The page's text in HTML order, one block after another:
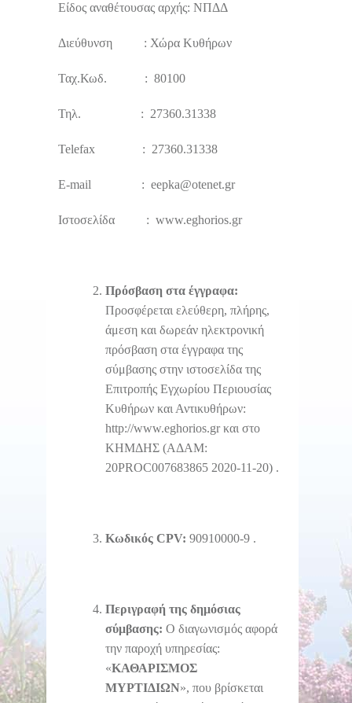
Είδος αναθέτουσας αρχής: ΝΠΔΔ
Διεύθυνση : Χώρα Κυθήρων
Ταχ.Κωδ. : 80100
Τηλ. : 27360.31338
Telefax : 27360.31338
E-mail : eepka@otenet.gr
Ιστοσελίδα : www.eghorios.gr
Πρόσβαση στα έγγραφα:
Προσφέρεται ελεύθερη, πλήρης,
άμεση και δωρεάν ηλεκτρονική
πρόσβαση στα έγγραφα της
σύμβασης στην ιστοσελίδα της
Επιτροπής Εγχωρίου Περιουσίας
Κυθήρων και Αντικυθήρων:
http://www.eghorios.gr και στο
ΚΗΜΔΗΣ (ΑΔΑΜ:
20PROC007683865 2020-11-20) .
Κωδικός CPV: 90910000-9 .
Περιγραφή της δημόσιας
σύμβασης: Ο διαγωνισμός αφορά
την παροχή υπηρεσίας:
«ΚΑΘΑΡΙΣΜΟΣ
ΜΥΡΤΙΔΙΩΝ», που βρίσκεται